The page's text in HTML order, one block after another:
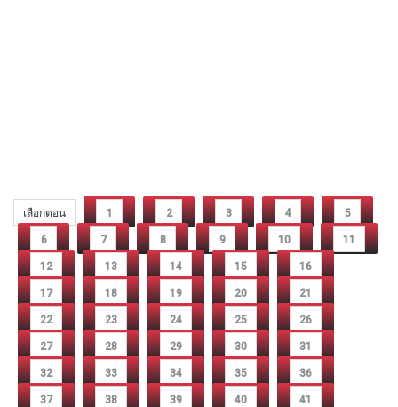
เลือกตอน 1 2 3 4 5
6 7 8 9 10 11
12 13 14 15 16
17 18 19 20 21
22 23 24 25 26
27 28 29 30 31
32 33 34 35 36
37 38 39 40 41